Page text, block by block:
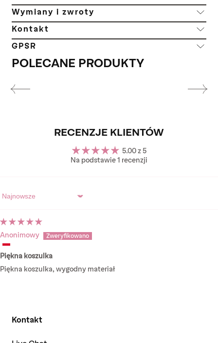
POLECANE PRODUKTY
Wymiany i zwroty
Kontakt
GPSR
RECENZJE KLIENTÓW
5.00 z 5
Na podstawie 1 recenzji
Sort by
Anonimowy
Piękna koszulka
Piękna koszulka, wygodny materiał
Kontakt